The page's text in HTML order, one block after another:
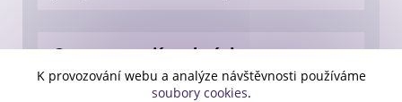
Co znamenají podmínky
Nového evropského Bauhausu?
K provozování webu a analýze návštěvnosti používáme
soubory cookies.